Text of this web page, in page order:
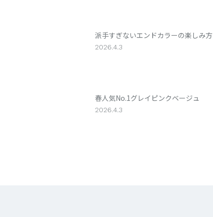
派手すぎないエンドカラーの楽しみ方
2026.4.3
春人気No.1グレイピンクベージュ
2026.4.3